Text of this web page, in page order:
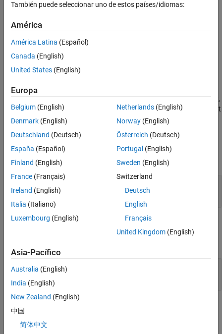
Description
Input Arguments
Output Arguments
Examples
More About
See Also
Syntax
copiedObj = copy(reporterObj)
Description
copiedObj= copy(reporterObj
property value of
object, ormlreportgen.report.ReporterLayoutobject.As a result,
you can modify the properties of the original or new object without
affecting the other object.
Input Arguments
expand all
reporter object
Output Arguments
copiedObj
reporter object
Examples
expand all
También puede seleccionar uno de estos países/idiomas:
América
América Latina (Español)
Canada (English)
United States (English)
Europa
Belgium (English)
Denmark (English)
Deutschland (Deutsch)
España (Español)
Finland (English)
France (Français)
Ireland (English)
Italia (Italiano)
Luxembourg (English)
Netherlands(English)
Norway(English)
Österreich (Deutsch)
Portugal (English)
Sweden (English)
Switzerland
Deutsch
English
Français
United Kingdom(English)
Asia-Pacífico
Australia (English)
India (English)
New Zealand (English)
中国
简体中文